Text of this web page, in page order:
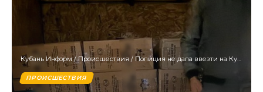
Кубань Информ/Происшествия / Полиция не дала ввезти на Кубань партию нелегальных сигарет на 4 млн рублей
ПРОИСШЕСТВИЯ